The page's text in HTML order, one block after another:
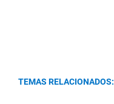
TEMAS RELACIONADOS: